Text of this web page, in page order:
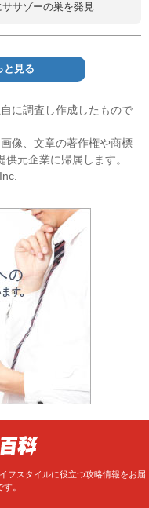
サゾーの巣を発見
と見る
に調査し作成したもので
像、文章の著作権や商標
元企業に帰属します。
フスタイルに役立つ攻略情報をお届
。